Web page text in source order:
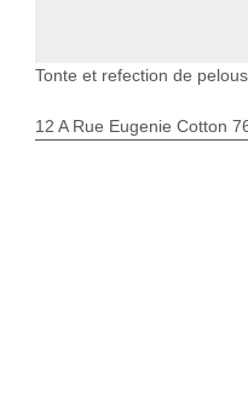
Tonte et refection de
12 A Rue Eugenie Cotton